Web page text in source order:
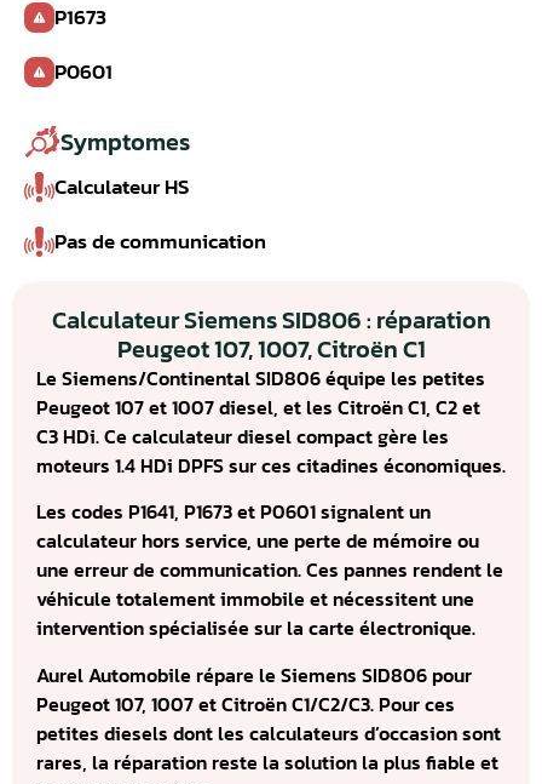
P1673
P0601
Symptomes
Calculateur HS
Pas de communication
Calculateur Siemens SID806 : réparation
Peugeot 107, 1007, Citroën C1
Le Siemens/Continental SID806 équipe les petites
Peugeot 107 et 1007 diesel, et les Citroën C1, C2 et
C3 HDi. Ce calculateur diesel compact gère les
moteurs 1.4 HDi DPFS sur ces citadines économiques.
Les codes P1641, P1673 et P0601 signalent un
calculateur hors service, une perte de mémoire ou
une erreur de communication. Ces pannes rendent le
véhicule totalement immobile et nécessitent une
intervention spécialisée sur la carte électronique.
Aurel Automobile répare le Siemens SID806 pour
Peugeot 107, 1007 et Citroën C1/C2/C3. Pour ces
petites diesels dont les calculateurs d’occasion sont
rares, la réparation reste la solution la plus fiable et